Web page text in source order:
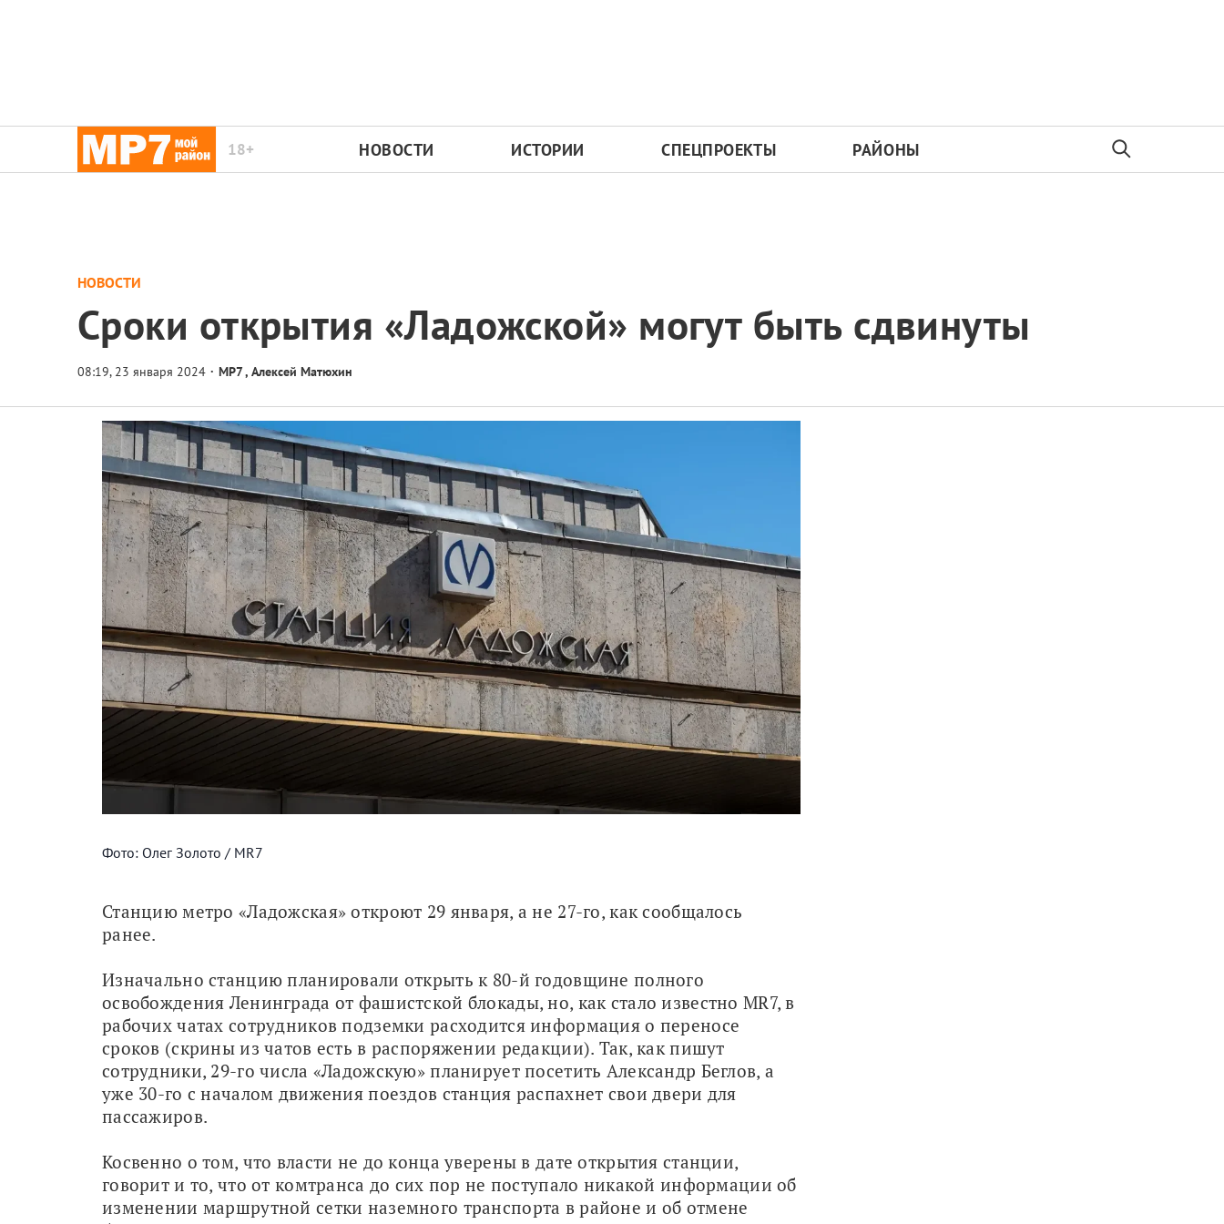
18+ НОВОСТИ ИСТОРИИ СПЕЦПРОЕКТЫ РАЙОНЫ
НОВОСТИ
Сроки открытия «Ладожской» могут быть сдвинуты
МР7, Алексей Матюхин
Фото: Олег Золото / MR7
Станцию метро «Ладожская» откроют 29 января, а не 27-го, как сообщалось
ранее.
Изначально станцию планировали открыть к 80-й годовщине полного
освобождения Ленинграда от фашистской блокады, но, как стало известно MR7, в
рабочих чатах сотрудников подземки расходится информация о переносе
сроков (скрины из чатов есть в распоряжении редакции). Так, как пишут
сотрудники, 29-го числа «Ладожскую» планирует посетить Александр Беглов, а
уже 30-го с началом движения поездов станция распахнет свои двери для
пассажиров.
Косвенно о том, что власти не до конца уверены в дате открытия станции,
говорит и то, что от комтранса до сих пор не поступало никакой информации об
изменении маршрутной сетки наземного транспорта в районе и об отмене